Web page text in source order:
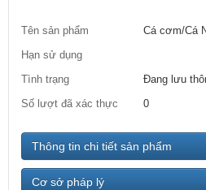
Tên sản phẩm
Cá cơm/Cá
Hạn sử dụng
Tình trạng
Đang lưu
Số lượt đã xác thực
0
Thông tin chi tiết sản phẩm
Cơ sở pháp lý